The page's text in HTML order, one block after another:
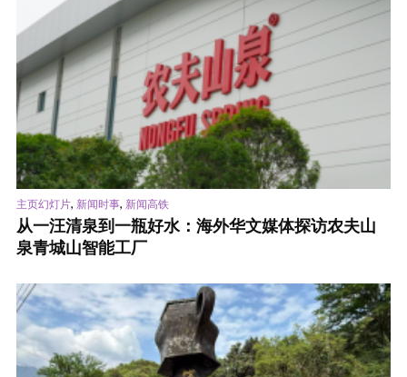
主页幻灯片, 新闻时事, 新闻高铁
从一汪清泉到一瓶好水：海外华文媒体探访农夫山
泉青城山智能工厂